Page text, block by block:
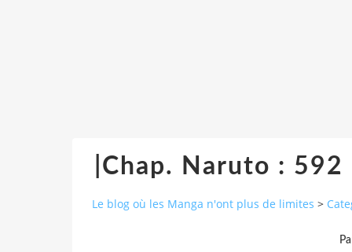
|Chap. Naruto :
Le blog où les Manga n'ont plus de limites >